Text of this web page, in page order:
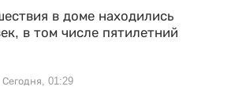
в доме находились
в том числе пятилетний
Сегодня, 01:29